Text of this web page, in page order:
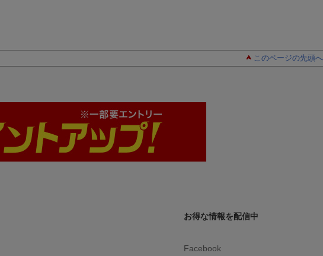
(特製カード（ランダ
パック)
ンペーンパック(特製
カード（ランダム）1
枚入り 全7種)×3パッ
このページの先頭へ
お得な情報を配信中
Facebook